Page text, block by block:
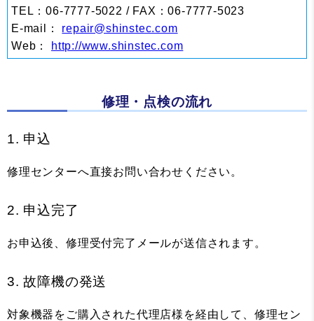
TEL：06-7777-5022 / FAX：06-7777-5023
E-mail： repair@shinstec.com
Web：
http://www.shinstec.com
修理・点検の流れ
1. 申込
修理センターへ直接お問い合わせください。
2. 申込完了
お申込後、修理受付完了メールが送信されます。
3. 故障機の発送
対象機器をご購入された代理店様を経由して、修理セン